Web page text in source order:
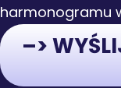
harmonogramu
–>